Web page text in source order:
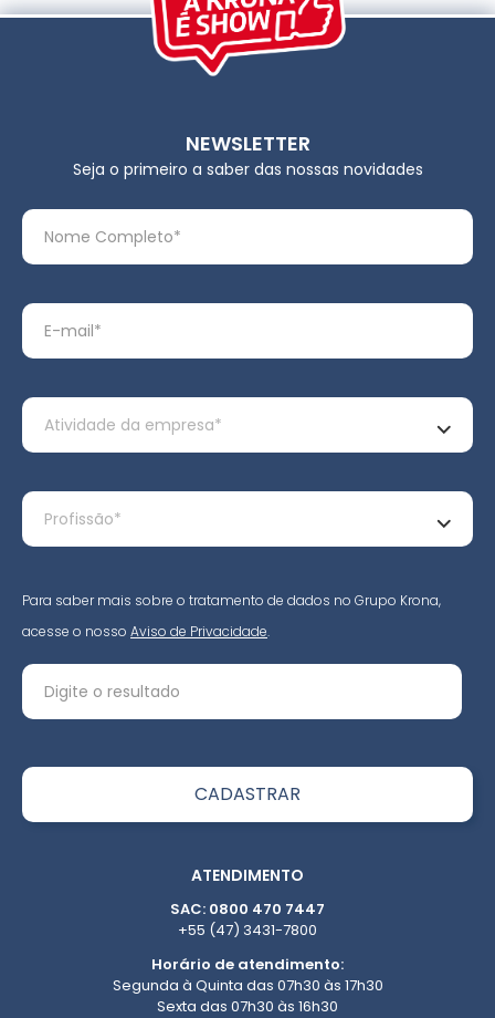
NEWSLETTER
Seja o primeiro a saber das nossas novidades
Para saber mais sobre o tratamento de dados no Grupo Krona,
acesse o nosso Aviso de Privacidade.
ATENDIMENTO
SAC: 0800 470 7447
+55 (47) 3431-7800
Horário de atendimento:
Segunda à Quinta das 07h30 às 17h30
Sexta das 07h30 às 16h30